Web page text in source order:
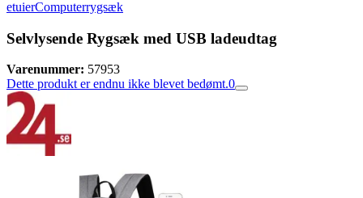
etuierComputerrygsæk
Selvlysende Rygsæk med USB ladeudtag
Varenummer: 57953
Dette produkt er endnu ikke blevet bedømt.0